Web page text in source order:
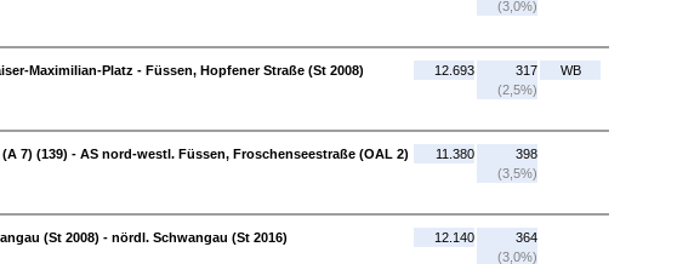
(3,0%)
Maximilian-Platz - Füssen, Hopfener Straße (St 2008)
12.693
317
(2,5%)
WB
7) (139) - AS nord-westl. Füssen, Froschenseestraße (OAL 2)
11.380
398
(3,5%)
(St 2008) - nördl. Schwangau (St 2016)
12.140
364
(3,0%)